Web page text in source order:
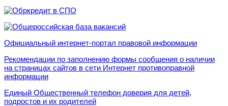
Официальный интернет-портал правовой информации
Рекомендации по заполнению формы сообщения о наличии
на страницах сайтов в сети Интернет противоправной
информации
Единый Общественный телефон доверия для детей,
подростов и их родителей